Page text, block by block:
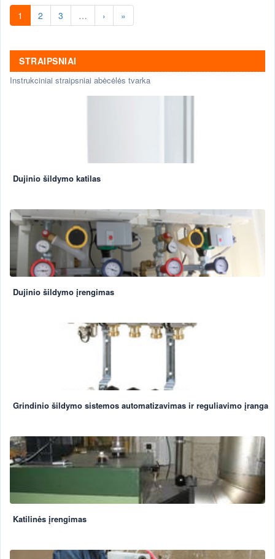
sistemos.
1 2 3 … › »
STRAIPSNIAI
Instrukciniai straipsniai abėcėlės tvarka
Dujinio šildymo katilas
Dujinio šildymo įrengimas
Grindinio šildymo sistemos automatizavimas ir reguliavimo įranga
Katilinės įrengimas